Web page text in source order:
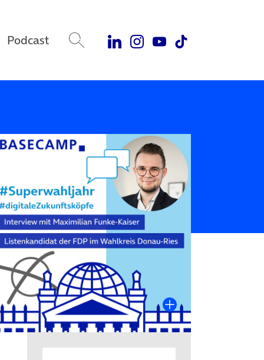
Podcast